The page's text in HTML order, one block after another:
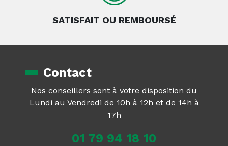
SATISFAIT OU REMBOURSÉ
Contact
Nos conseillers sont à votre disposition du
Lundi au Vendredi de 10h à 12h et de 14h à
17h
01 79 94 18 10